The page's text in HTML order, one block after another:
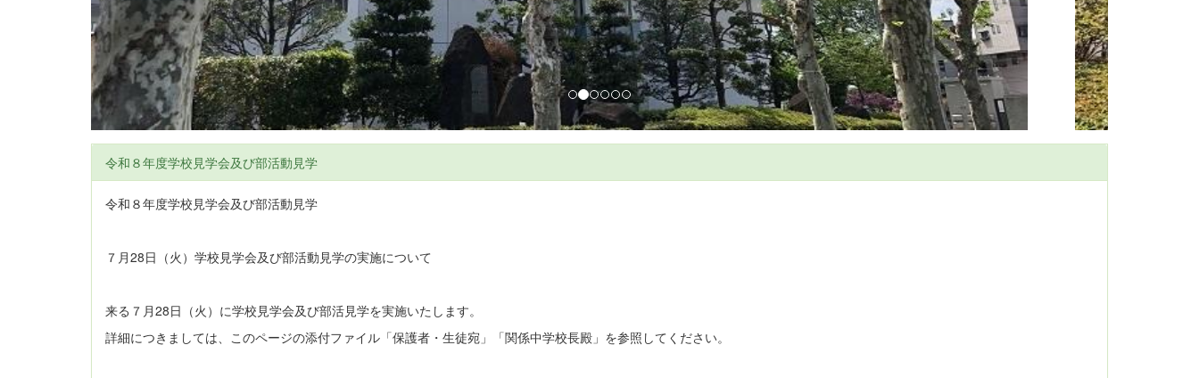
令和８年度学校見学会及び部活動見学
令和８年度学校見学会及び部活動見学
７月28日（火）学校見学会及び部活動見学の実施について
来る７月28日（火）に学校見学会及び部活見学を実施いたします。
詳細につきましては、このページの添付ファイル「保護者・生徒宛」「関係中学校長殿」を参照してください。